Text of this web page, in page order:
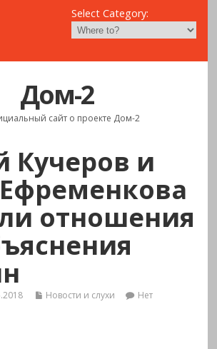
Select Category:
Дом-2
сайт о проекте Дом-2
Кучеров и
отношения
Новости и слухи
Нет